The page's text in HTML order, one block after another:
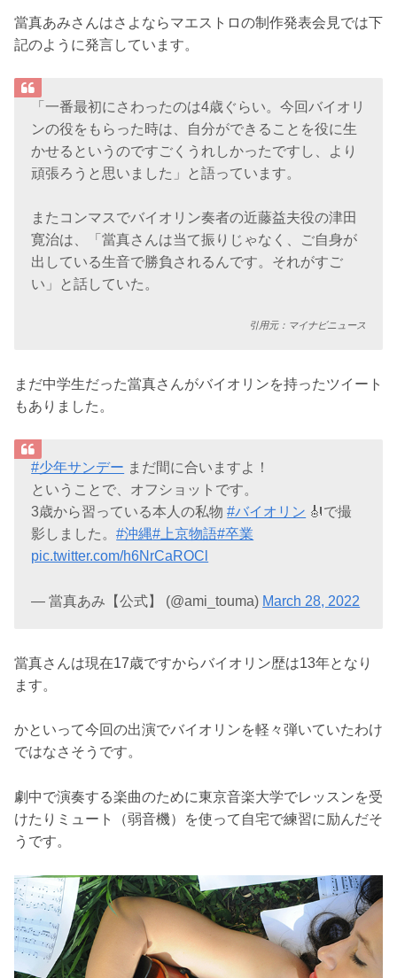
當真あみさんはさよならマエストロの制作発表会見では下
記のように発言しています。
「一番最初にさわったのは4歳ぐらい。今回バイオリ
ンの役をもらった時は、自分ができることを役に生
かせるというのですごくうれしかったですし、より
頑張ろうと思いました」と語っています。
またコンマスでバイオリン奏者の近藤益夫役の津田
寛治は、「當真さんは当て振りじゃなく、ご自身が
出している生音で勝負されるんです。それがすご
い」と話していた。
引用元：マイナビニュース
まだ中学生だった當真さんがバイオリンを持ったツイート
もありました。
#少年サンデー まだ間に合いますよ！
ということで、オフショットです。
3歳から習っている本人の私物#バイオリン 🎻で撮
影しました。#沖縄#上京物語#卒業
pic.twitter.com/h6NrCaROCl
— 當真あみ【公式】 (@ami_touma) March 28, 2022
當真さんは現在17歳ですからバイオリン歴は13年となり
ます。
かといって今回の出演でバイオリンを軽々弾いていたわけ
ではなさそうです。
劇中で演奏する楽曲のために東京音楽大学でレッスンを受
けたりミュート（弱音機）を使って自宅で練習に励んだそ
うです。